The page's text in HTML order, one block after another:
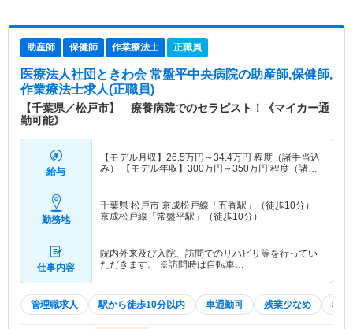
助産師 保健師 作業療法士 正職員
医療法人社団ときわ会 常盤平中央病院の助産師,保健師,
作業療法士求人(正職員)
【千葉県／松戸市】 療養病院でのセラピスト！《マイカー通
勤可能》
給与
【モデル月収】 26.5万円～34.4万円 程度（諸手当込
み） 【モデル年収】 300万円～350万円 程度（諸手
勤務地
千葉県 松戸市 京成松戸線「五香駅」（徒歩10分）
京成松戸線「常盤平駅」（徒歩10分）
仕事内容
院内外来及び入院、訪問でのリハビリ等を行ってい
ただきます。 ※訪問時は自転車…
管理職求人 駅から徒歩10分以内 車通勤可 残業少なめ 積極